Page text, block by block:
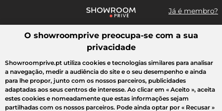
Já é membro?
Pesquisar uma marca, um artigo, uma venda...
Todas as vendas Moda Desporto Casa Criança Beleza
O showroomprive preocupa-se com a sua
privacidade
Showroomprive.pt utiliza cookies e tecnologias similares para analisar
a navegação, medir a audiência do site e o seu desempenho e ainda
para lhe propor, junto com os nossos parceiros, publicidades
adaptadas aos seus centros de interesse. Ao clicar em « Aceito », aceita
estes cookies e nomeadamente que estas informações sejam
partilhadas com os nossos parceiros. Pode ainda optar por « Recusar »